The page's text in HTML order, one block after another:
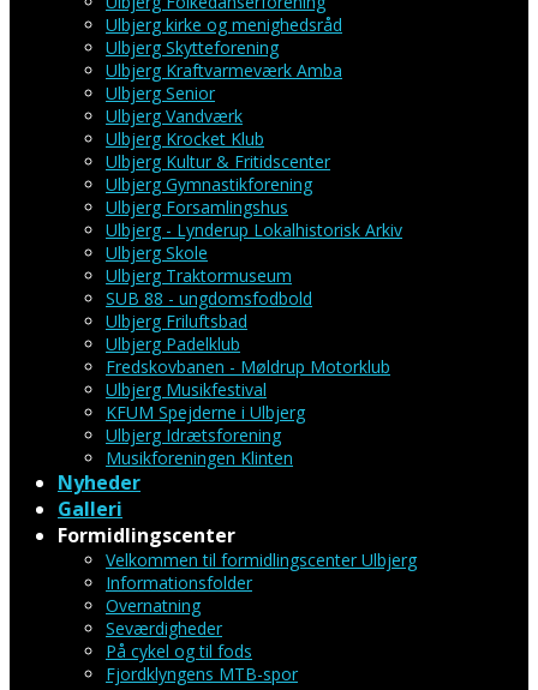
Ulbjerg kirke og menighedsråd
Ulbjerg Skytteforening
Ulbjerg Kraftvarmeværk Amba
Ulbjerg Senior
Ulbjerg Vandværk
Ulbjerg Krocket Klub
Ulbjerg Kultur & Fritidscenter
Ulbjerg Gymnastikforening
Ulbjerg Forsamlingshus
Ulbjerg - Lynderup Lokalhistorisk Arkiv
Ulbjerg Skole
Ulbjerg Traktormuseum
SUB 88 - ungdomsfodbold
Ulbjerg Friluftsbad
Ulbjerg Padelklub
Fredskovbanen - Møldrup Motorklub
Ulbjerg Musikfestival
KFUM Spejderne i Ulbjerg
Ulbjerg Idrætsforening
Musikforeningen Klinten
Nyheder
Galleri
Formidlingscenter
Velkommen til formidlingscenter Ulbjerg
Informationsfolder
Overnatning
Seværdigheder
På cykel og til fods
Fjordklyngens MTB-spor